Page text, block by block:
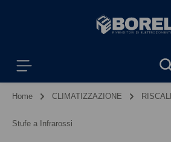
Home CLIMATIZZAZIONE
Stufe a Infrarossi